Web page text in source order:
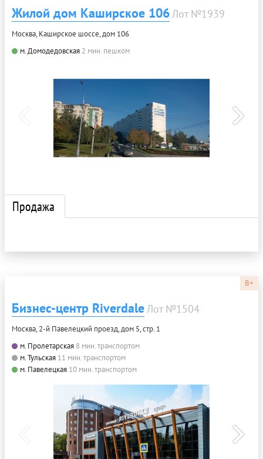
Жилой дом Каширское 106Лот №1939
Москва, Каширское шоссе, дом 106
м. Домодедовская 2 мин. пешком
Продажа
B+
Бизнес-центр RiverdaleЛот №1504
Москва, 2-й Павелецкий проезд, дом 5, стр. 1
м. Пролетарская 8 мин. транспортом
м. Тульская 11 мин. транспортом
м. Павелецкая 10 мин. транспортом